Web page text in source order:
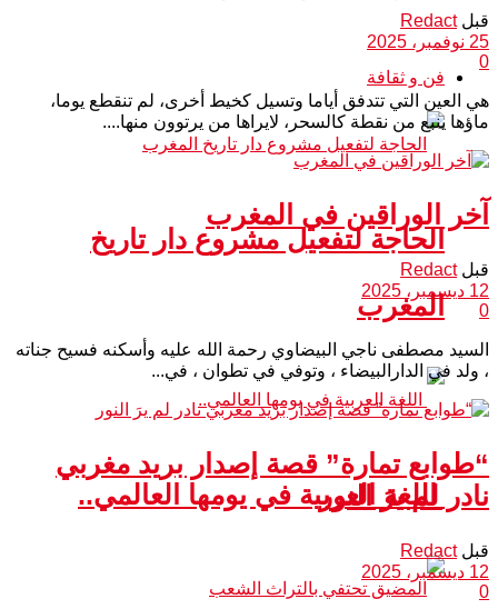
فن و ثقافة
الحاجة لتفعيل مشروع دار تاريخ
المغرب
اللغة العربية في يومها العالمي..
قبل Redact
25 نوفمبر، 2025
0
هي العين التي تتدفق أياما وتسيل كخيط أخرى، لم تنقطع يوما،
ماؤها ينبع من نقطة كالسحر، لايراها من يرتوون منها....
آخر الوراقين في المغرب
قبل Redact
12 ديسمبر، 2025
0
السيد مصطفى ناجي البيضاوي رحمة الله عليه وأسكنه فسيح جناته
، ولد في الدارالبيضاء ، وتوفي في تطوان ، في...
“طوابع تمارة” قصة إصدار بريد مغربي
نادر لم يرَ النور
قبل Redact
12 ديسمبر، 2025
0